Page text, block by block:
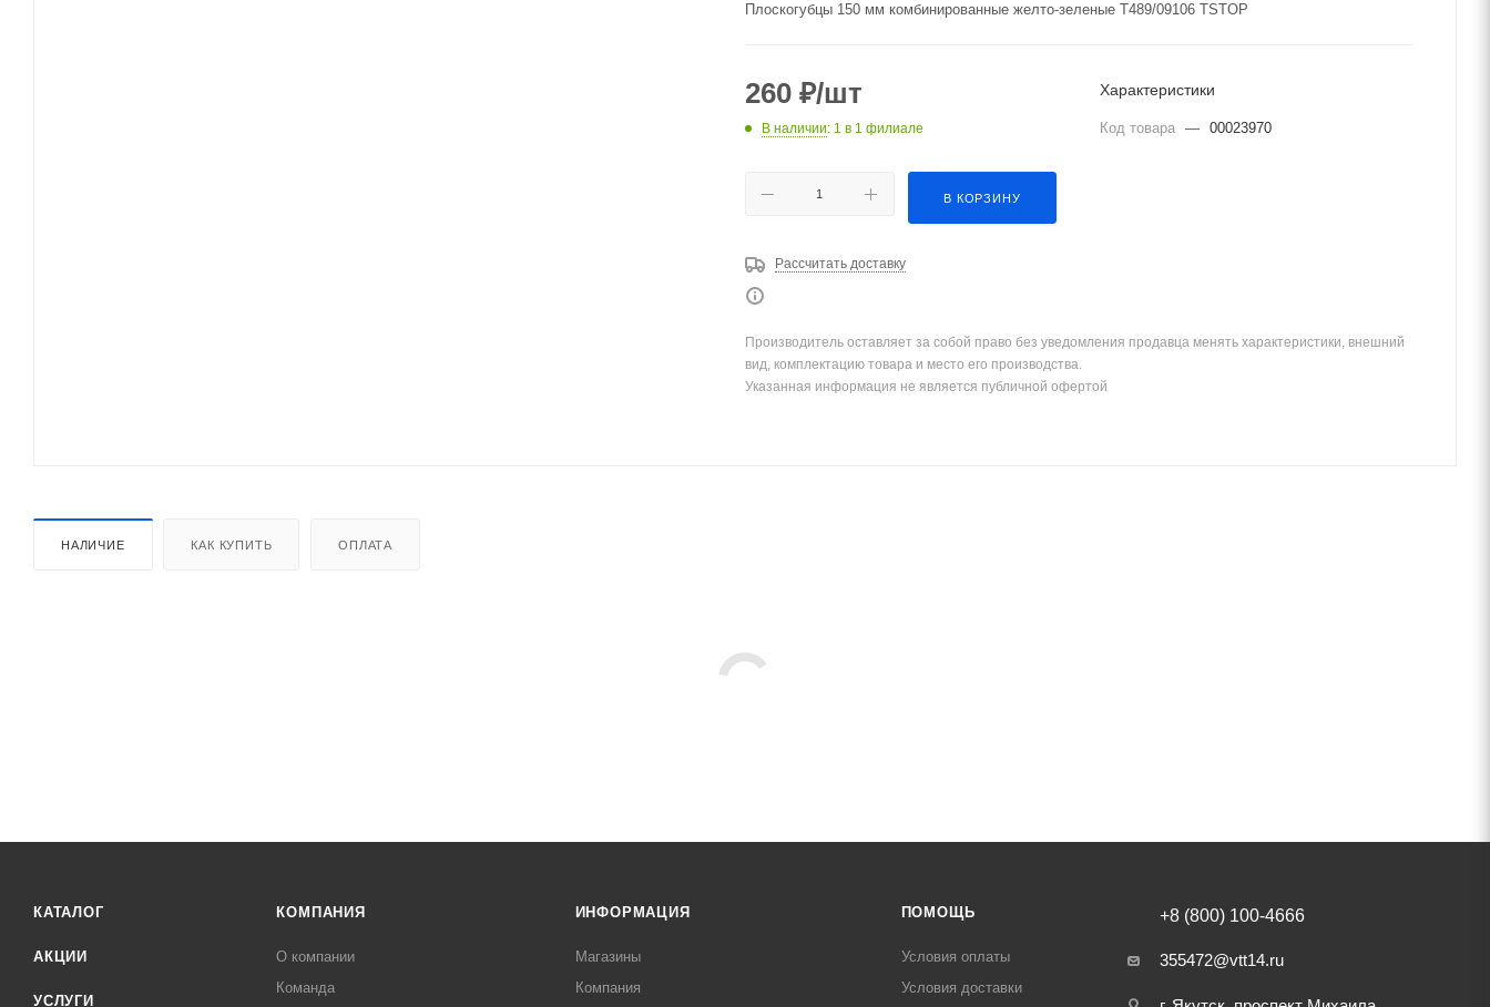
Плоскогубцы 150 мм комбинированные желто-зеленые T489/09106 TSTOP
260 ₽/шт
В наличии: 1 в 1 филиале
В КОРЗИНУ
Рассчитать доставку
Характеристики
Код товара — 00023970
Производитель оставляет за собой право без уведомления продавца менять характеристики, внешний
вид, комплектацию товара и место его производства.
Указанная информация не является публичной офертой
НАЛИЧИЕ КАК КУПИТЬ ОПЛАТА
КАТАЛОГ
АКЦИИ
УСЛУГИ
КОМПАНИЯ
О компании
Команда
ИНФОРМАЦИЯ
Магазины
Компания
ПОМОЩЬ
Условия оплаты
Условия доставки
+8 (800) 100-4666
355472@vtt14.ru